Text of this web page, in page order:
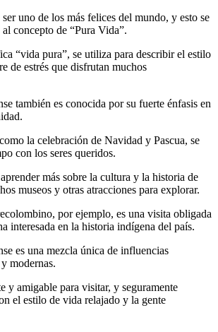
uno de los más felices del mundo, y esto se
concepto de “Pura Vida”.
“vida pura”, se utiliza para describir el estilo
de estrés que disfrutan muchos
también es conocida por su fuerte énfasis en
la celebración de Navidad y Pascua, se
con los seres queridos.
más sobre la cultura y la historia de
museos y otras atracciones para explorar.
por ejemplo, es una visita obligada
interesada en la historia indígena del país.
es una mezcla única de influencias
modernas.
y amigable para visitar, y seguramente
el estilo de vida relajado y la gente